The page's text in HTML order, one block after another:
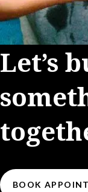
Let’s
BOOK